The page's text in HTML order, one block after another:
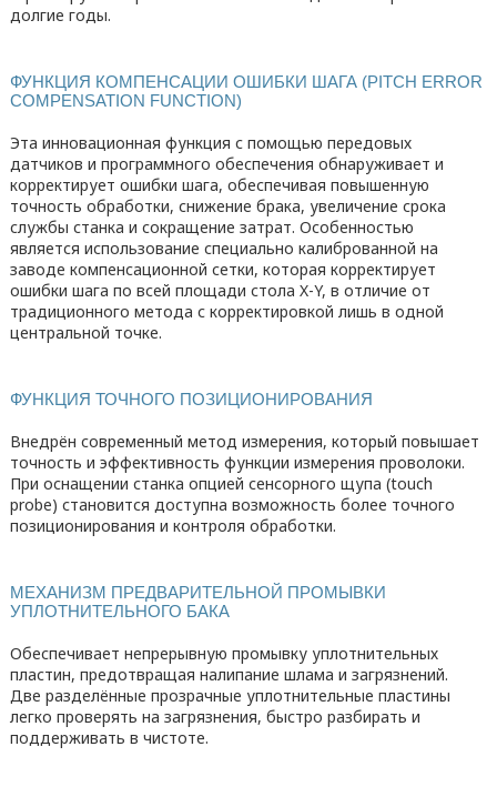
долгие годы.
ФУНКЦИЯ КОМПЕНСАЦИИ ОШИБКИ ШАГА (PITCH ERROR
COMPENSATION FUNCTION)
Эта инновационная функция с помощью передовых
датчиков и программного обеспечения обнаруживает и
корректирует ошибки шага, обеспечивая повышенную
точность обработки, снижение брака, увеличение срока
службы станка и сокращение затрат. Особенностью
является использование специально калиброванной на
заводе компенсационной сетки, которая корректирует
ошибки шага по всей площади стола X-Y, в отличие от
традиционного метода с корректировкой лишь в одной
центральной точке.
ФУНКЦИЯ ТОЧНОГО ПОЗИЦИОНИРОВАНИЯ
Внедрён современный метод измерения, который повышает
точность и эффективность функции измерения проволоки.
При оснащении станка опцией сенсорного щупа (touch
probe) становится доступна возможность более точного
позиционирования и контроля обработки.
МЕХАНИЗМ ПРЕДВАРИТЕЛЬНОЙ ПРОМЫВКИ
УПЛОТНИТЕЛЬНОГО БАКА
Обеспечивает непрерывную промывку уплотнительных
пластин, предотвращая налипание шлама и загрязнений.
Две разделённые прозрачные уплотнительные пластины
легко проверять на загрязнения, быстро разбирать и
поддерживать в чистоте.